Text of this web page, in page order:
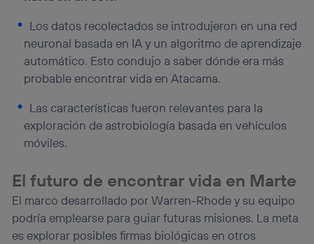
Los datos recolectados se introdujeron en una red
neuronal basada en IA y un algoritmo de aprendizaje
automático. Esto condujo a saber dónde era más
probable encontrar vida en Atacama.
Las características fueron relevantes para la
exploración de astrobiología basada en vehículos
móviles.
El futuro de encontrar vida en Marte
El marco desarrollado por Warren-Rhode y su equipo
podría emplearse para guiar futuras misiones. La meta
es explorar posibles firmas biológicas en otros